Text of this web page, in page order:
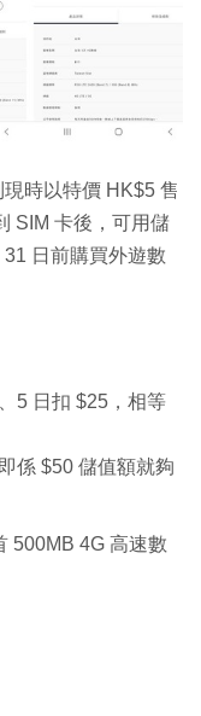
時以特價 HK$5 售
SIM 卡後，可用儲
日前購買外遊數
5 日扣 $25，相等
係 $50 儲值額就夠
500MB 4G 高速數